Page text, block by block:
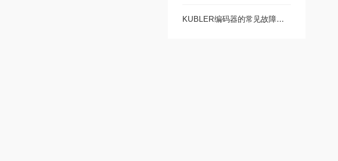
KUBLER编码器的常见故障说明